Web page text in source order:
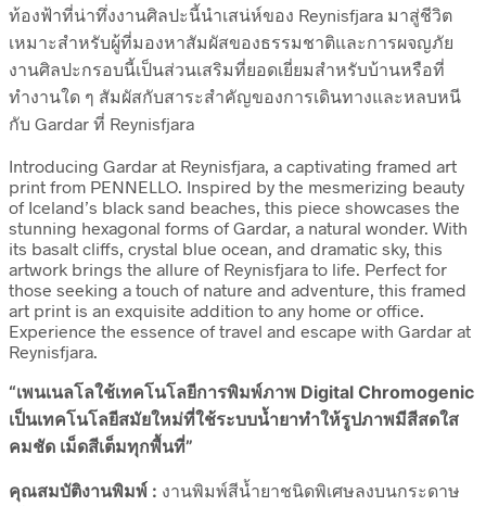
ท้องฟ้าที่น่าทึ่งงานศิลปะนี้นำเสน่ห์ของ Reynisfjara มาสู่ชีวิต
เหมาะสำหรับผู้ที่มองหาสัมผัสของธรรมชาติและการผจญภัย
งานศิลปะกรอบนี้เป็นส่วนเสริมที่ยอดเยี่ยมสำหรับบ้านหรือที่
ทำงานใด ๆ สัมผัสกับสาระสำคัญของการเดินทางและหลบหนี
กับ Gardar ที่ Reynisfjara
Introducing Gardar at Reynisfjara, a captivating framed art
print from PENNELLO. Inspired by the mesmerizing beauty
of Iceland’s black sand beaches, this piece showcases the
stunning hexagonal forms of Gardar, a natural wonder. With
its basalt cliffs, crystal blue ocean, and dramatic sky, this
artwork brings the allure of Reynisfjara to life. Perfect for
those seeking a touch of nature and adventure, this framed
art print is an exquisite addition to any home or office.
Experience the essence of travel and escape with Gardar at
Reynisfjara.
“เพนเนลโลใช้เทคโนโลยีการพิมพ์ภาพ Digital Chromogenic
เป็นเทคโนโลยีสมัยใหม่ที่ใช้ระบบน้ำยาทำให้รูปภาพมีสีสดใส
คมชัด เม็ดสีเต็มทุกพื้นที่”
คุณสมบัติงานพิมพ์ : งานพิมพ์สีน้ำยาชนิดพิเศษลงบนกระดาษ